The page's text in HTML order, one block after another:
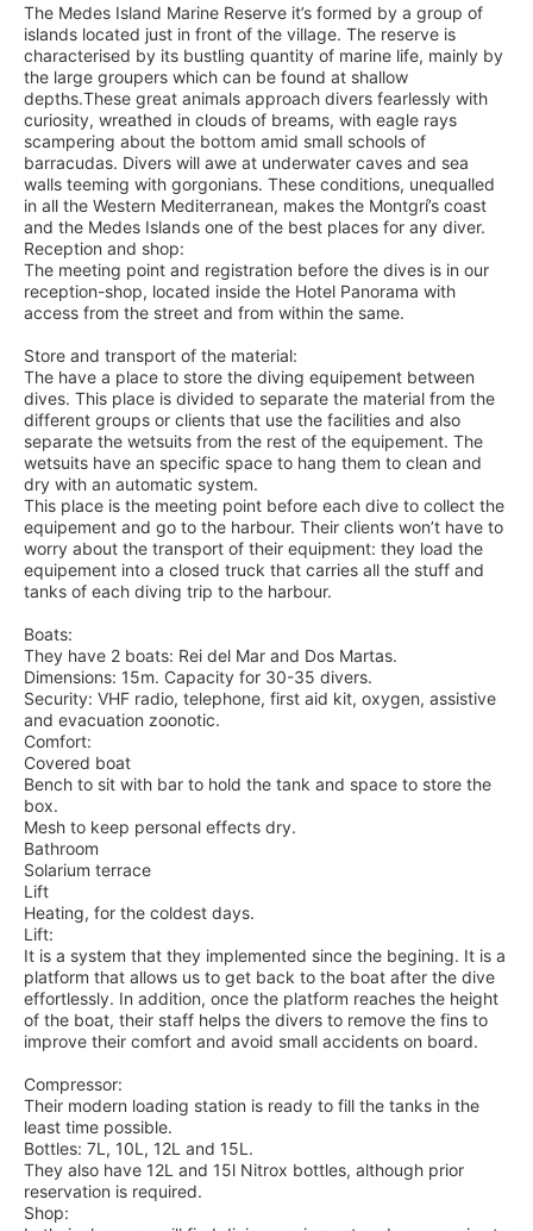
The Medes Island Marine Reserve it’s formed by a group of
islands located just in front of the village. The reserve is
characterised by its bustling quantity of marine life, mainly by
the large groupers which can be found at shallow
depths.These great animals approach divers fearlessly with
curiosity, wreathed in clouds of breams, with eagle rays
scampering about the bottom amid small schools of
barracudas. Divers will awe at underwater caves and sea
walls teeming with gorgonians. These conditions, unequalled
in all the Western Mediterranean, makes the Montgrí’s coast
and the Medes Islands one of the best places for any diver.
Reception and shop:
The meeting point and registration before the dives is in our
reception-shop, located inside the Hotel Panorama with
access from the street and from within the same.
Store and transport of the material:
The have a place to store the diving equipement between
dives. This place is divided to separate the material from the
different groups or clients that use the facilities and also
separate the wetsuits from the rest of the equipement. The
wetsuits have an specific space to hang them to clean and
dry with an automatic system.
This place is the meeting point before each dive to collect the
equipement and go to the harbour. Their clients won’t have to
worry about the transport of their equipment: they load the
equipement into a closed truck that carries all the stuff and
tanks of each diving trip to the harbour.
Boats:
They have 2 boats: Rei del Mar and Dos Martas.
Dimensions: 15m. Capacity for 30-35 divers.
Security: VHF radio, telephone, first aid kit, oxygen, assistive
and evacuation zoonotic.
Comfort:
Covered boat
Bench to sit with bar to hold the tank and space to store the
box.
Mesh to keep personal effects dry.
Bathroom
Solarium terrace
Lift
Heating, for the coldest days.
Lift:
It is a system that they implemented since the begining. It is a
platform that allows us to get back to the boat after the dive
effortlessly. In addition, once the platform reaches the height
of the boat, their staff helps the divers to remove the fins to
improve their comfort and avoid small accidents on board.
Compressor:
Their modern loading station is ready to fill the tanks in the
least time possible.
Bottles: 7L, 10L, 12L and 15L.
They also have 12L and 15l Nitrox bottles, although prior
reservation is required.
Shop: